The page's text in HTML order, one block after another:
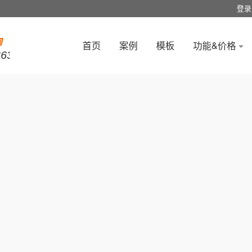
登录
首页 案例 模板 功能&价格